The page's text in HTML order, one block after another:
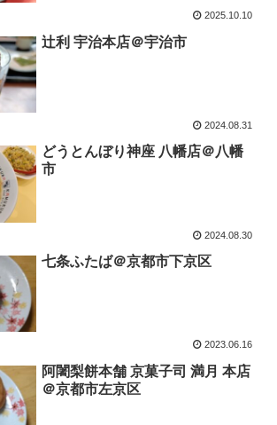
2025.10.10
辻利 宇治本店＠宇治市
2024.08.31
どうとんぼり神座 八幡店＠八幡
市
2024.08.30
七条ふたば＠京都市下京区
2023.06.16
阿闍梨餅本舗 京菓子司 満月 本店
＠京都市左京区